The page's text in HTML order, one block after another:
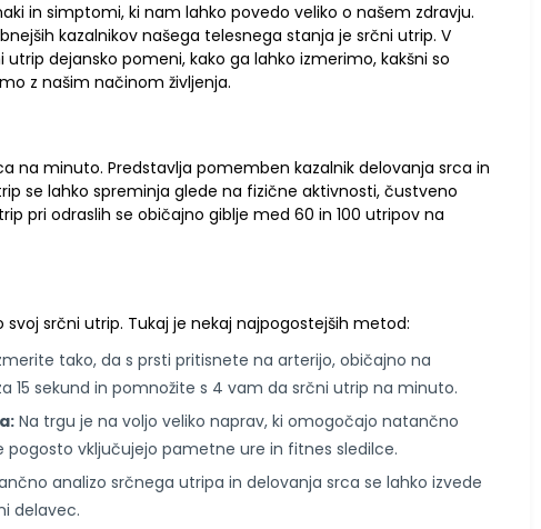
in simptomi, ki nam lahko povedo veliko o našem zdravju.
kazalnikov našega telesnega stanja je srčni utrip. V
dejansko pomeni, kako ga lahko izmerimo, kakšni so
z našim načinom življenja.
na minuto. Predstavlja pomemben kazalnik delovanja srca in
se lahko spreminja glede na fizične aktivnosti, čustveno
pri odraslih se običajno giblje med 60 in 100 utripov na
srčni utrip. Tukaj je nekaj najpogostejših metod:
tako, da s prsti pritisnete na arterijo, običajno na
15 sekund in pomnožite s 4 vam da srčni utrip na minuto.
Na trgu je na voljo veliko naprav, ki omogočajo natančno
vključujejo pametne ure in fitnes sledilce.
analizo srčnega utripa in delovanja srca se lahko izvede
delavec.